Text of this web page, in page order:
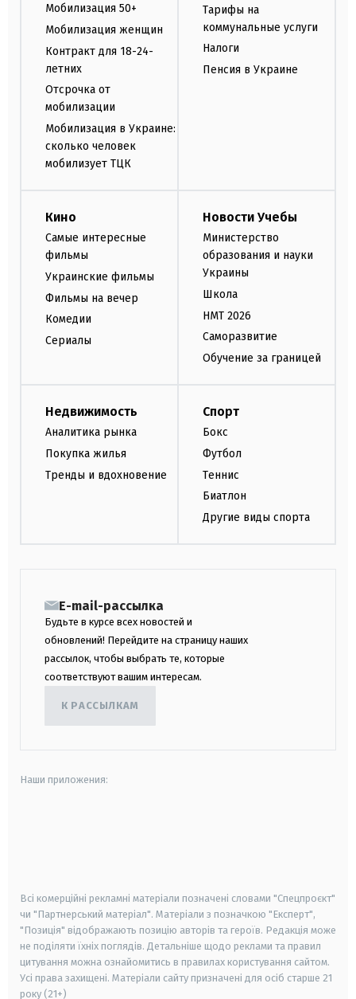
Мобилизация 50+
Мобилизация женщин
Контракт для 18-24-
летних
Отсрочка от
мобилизации
Мобилизация в Украине:
сколько человек
мобилизует ТЦК
Тарифы на
коммунальные услуги
Налоги
Пенсия в Украине
Кино
Самые интересные
фильмы
Украинские фильмы
Фильмы на вечер
Комедии
Сериалы
Новости Учебы
Министерство
образования и науки
Украины
Школа
НМТ 2026
Саморазвитие
Обучение за границей
Недвижимость
Аналитика рынка
Покупка жилья
Тренды и вдохновение
Спорт
Бокс
Футбол
Теннис
Биатлон
Другие виды спорта
E-mail-рассылка
Будьте в курсе всех новостей и
обновлений! Перейдите на страницу наших
рассылок, чтобы выбрать те, которые
соответствуют вашим интересам.
К РАССЫЛКАМ
Наши приложения:
Всі комерційні рекламні матеріали позначені словами "Спецпроєкт"
чи "Партнерський матеріал". Матеріали з позначкою "Експерт",
"Позиція" відображають позицію авторів та героїв. Редакція може
не поділяти їхніх поглядів. Детальніше щодо реклами та правил
цитування можна ознайомитись в правилах користування сайтом.
Усі права захищені. Матеріали сайту призначені для осіб старше 21
року (21+)